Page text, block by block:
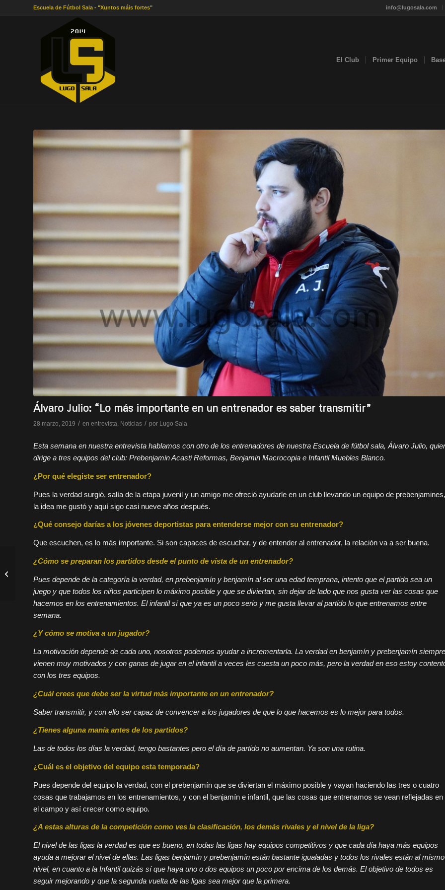
info@lugosala.com
Escuela de Fútbol Sala - "Xuntos máis fortes"
El Club Primer Equipo
Álvaro Julio: “Lo más importante en un entrenador es saber transmitir”
28 marzo, 2019 / en entrevista, Noticias / por Lugo Sala
Esta semana en nuestra entrevista hablamos con otro de los entrenadores de nuestra Escuela de fútbol sala, Álvaro Julio,
dirige a tres equipos del club: Prebenjamin Acasti Reformas, Benjamin Macrocopia e Infantil Muebles Blanco.
¿Por qué elegiste ser entrenador?
Pues la verdad surgió, salía de la etapa juvenil y un amigo me ofreció ayudarle en un club llevando un equipo de prebenjamines,
la idea me gustó y aquí sigo casi nueve años después.
¿Qué consejo darías a los jóvenes deportistas para entenderse mejor con su entrenador?
Que escuchen, es lo más importante. Si son capaces de escuchar, y de entender al entrenador, la relación va a ser buena.
¿Cómo se preparan los partidos desde el punto de vista de un entrenador?
Pues depende de la categoría la verdad, en prebenjamín y benjamín al ser una edad temprana, intento que el partido sea un
juego y que todos los niños participen lo máximo posible y que se diviertan, sin dejar de lado que nos gusta ver las cosas que
hacemos en los entrenamientos. El infantil sí que ya es un poco serio y me gusta llevar al partido lo que entrenamos entre
semana.
¿Y cómo se motiva a un jugador?
La motivación depende de cada uno, nosotros podemos ayudar a incrementarla. La verdad en benjamín y prebenjamín siempre
vienen muy motivados y con ganas de jugar en el infantil a veces les cuesta un poco más, pero la verdad en eso estoy
con los tres equipos.
¿Cuál crees que debe ser la virtud más importante en un entrenador?
Saber transmitir, y con ello ser capaz de convencer a los jugadores de que lo que hacemos es lo mejor para todos.
¿Tienes alguna manía antes de los partidos?
Las de todos los días la verdad, tengo bastantes pero el día de partido no aumentan. Ya son una rutina.
¿Cuál es el objetivo del equipo esta temporada?
Pues depende del equipo la verdad, con el prebenjamín que se diviertan el máximo posible y vayan haciendo las tres o cuatro
cosas que trabajamos en los entrenamientos, y con el benjamín e infantil, que las cosas que entrenamos se vean reflejadas en
el campo y así crecer como equipo.
¿A estas alturas de la competición como ves la clasificación, los demás rivales y elnivel de la liga?
El nivel de las ligas la verdad es que es bueno, en todas las ligas hay equipos competitivos y que cada día haya más equipos
ayuda a mejorar el nivel de ellas. Las ligas benjamín y prebenjamín están bastante igualadas y todos los rivales están al mismo
nivel, en cuanto a la Infantil quizás síque haya uno o dos equipos un poco por encima de los demás. El objetivo de todos es
seguir mejorando y que la segunda vuelta de las ligas sea mejor que la primera.
Miguel (cadete):
competir la liga”